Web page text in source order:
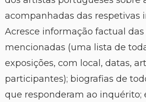
acompanhadas das respetivas
Acresce informação factual das
mencionadas (uma lista de
exposições, com local, datas,
participantes); biografias de
que responderam ao inquérito;